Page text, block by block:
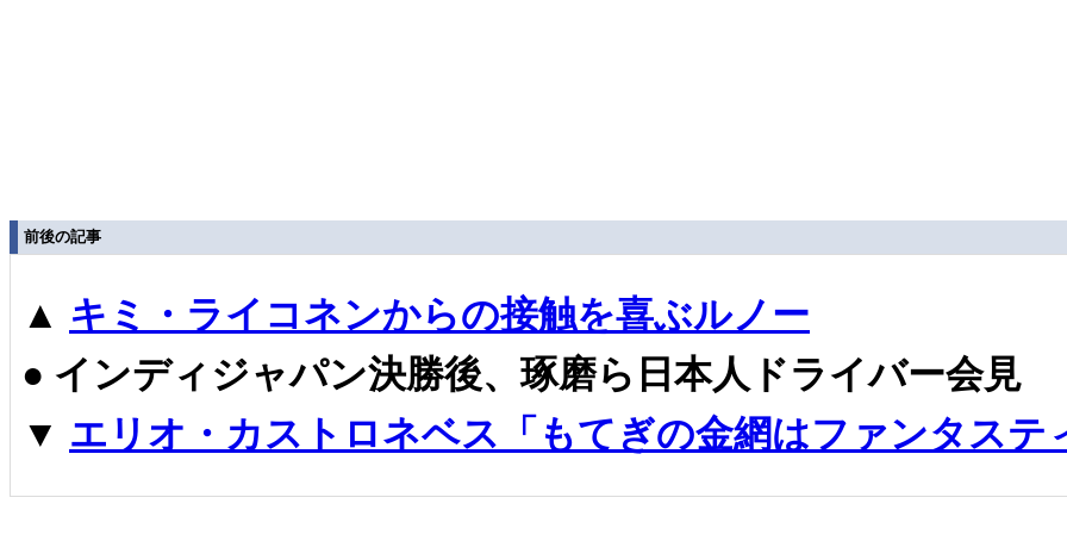
前後の記事
▲ キミ・ライコネンからの接触を喜ぶルノー
● インディジャパン決勝後、琢磨ら日本人ドライバー会見
▼ エリオ・カストロネベス「もてぎの金網はファンタス